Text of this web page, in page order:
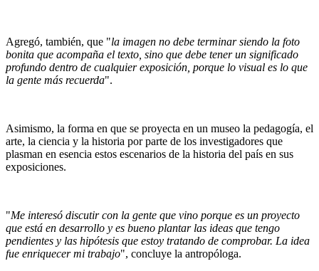
Agregó, también, que "la imagen no debe terminar siendo la foto
bonita que acompaña el texto, sino que debe tener un significado
profundo dentro de cualquier exposición, porque lo visual es lo que
la gente más recuerda".
Asimismo, la forma en que se proyecta en un museo la pedagogía, el
arte, la ciencia y la historia por parte de los investigadores que
plasman en esencia estos escenarios de la historia del país en sus
exposiciones.
"Me interesó discutir con la gente que vino porque es un proyecto
que está en desarrollo y es bueno plantar las ideas que tengo
pendientes y las hipótesis que estoy tratando de comprobar. La idea
fue enriquecer mi trabajo", concluye la antropóloga.